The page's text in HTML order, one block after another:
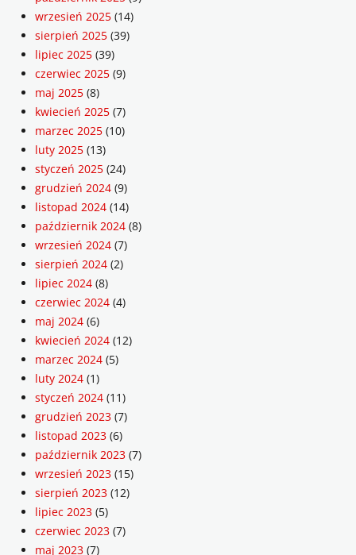
wrzesień 2025 (14)
sierpień 2025 (39)
lipiec 2025 (39)
czerwiec 2025 (9)
maj 2025 (8)
kwiecień 2025 (7)
marzec 2025 (10)
luty 2025 (13)
styczeń 2025 (24)
grudzień 2024 (9)
listopad 2024 (14)
październik 2024 (8)
wrzesień 2024 (7)
sierpień 2024 (2)
lipiec 2024 (8)
czerwiec 2024 (4)
maj 2024 (6)
kwiecień 2024 (12)
marzec 2024 (5)
luty 2024 (1)
styczeń 2024 (11)
grudzień 2023 (7)
listopad 2023 (6)
październik 2023 (7)
wrzesień 2023 (15)
sierpień 2023 (12)
lipiec 2023 (5)
czerwiec 2023 (7)
maj 2023 (7)